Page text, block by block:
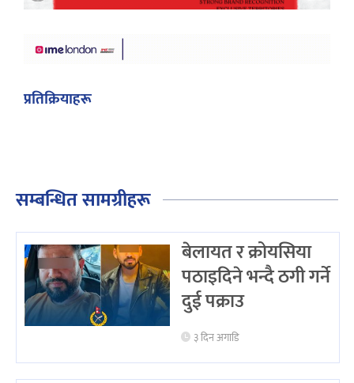
प्रतिक्रियाहरू
सम्बन्धित सामग्रीहरू
बेलायत र क्रोयसिया
पठाइदिने भन्दै ठगी गर्ने
दुई पक्राउ
३ दिन अगाडि